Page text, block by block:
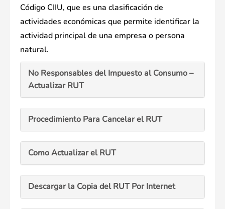
Código CIIU, que es una clasificación de
actividades económicas que permite identificar la
actividad principal de una empresa o persona
natural.
No Responsables del Impuesto al Consumo –
Actualizar RUT
Procedimiento Para Cancelar el RUT
Como Actualizar el RUT
Descargar la Copia del RUT Por Internet